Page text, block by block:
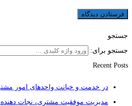
جستجو
جستجو برای:
Recent Posts
در خدمت و خیانت واحدهای امور
مدیریت موفقیت مشتری، نجات